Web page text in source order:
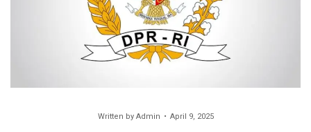
Written by Admin April 9, 2025